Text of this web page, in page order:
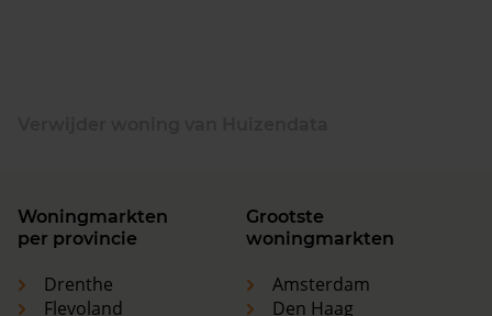
Woningmarkten
per provincie
Drenthe
Flevoland
Grootste
woningmarkten
Amsterdam
Den Haag